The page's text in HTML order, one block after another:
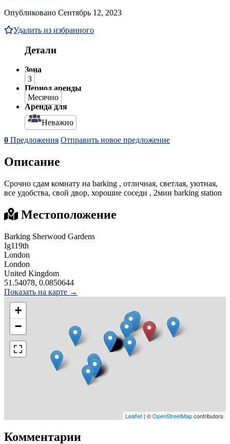
Опубликовано Сентябрь 12, 2023
Удалить из избранного
Детали
Зона
3
Период аренды
Месячно
Аренда для
Неважно
0 Предложения Отправить новое предложение
Описание
Срочно сдам комнату на barking , отличная, светлая, уютная,
все удобства, свой двор, хорошие соседи , 2мин barking station
Местоположение
Barking Sherwood Gardens
Ig119th
London
London
United Kingdom
51.54078, 0.0850644
Показать на карте →
+
−
Leaflet | ©OpenStreetMapcontributors
Комментарии